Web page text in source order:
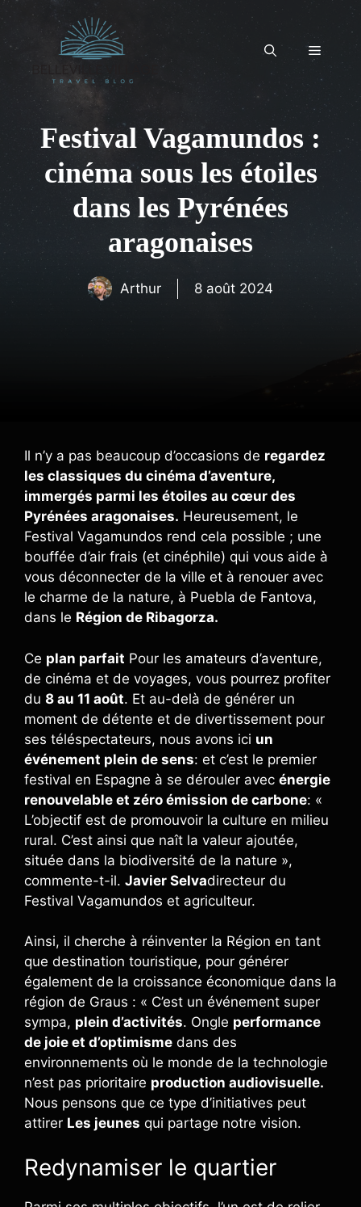
contenu
Menu
Festival Vagamundos :
cinéma sous les étoiles
dans les Pyrénées
aragonaises
Arthur 8 août 2024
Il n’y a pas beaucoup d’occasions de regardez
les classiques du cinéma d’aventure,
immergés parmi les étoiles au cœur des
Pyrénées aragonaises. Heureusement, le
Festival Vagamundos rend cela possible ; une
bouffée d’air frais (et cinéphile) qui vous aide à
vous déconnecter de la ville et à renouer avec
le charme de la nature, à Puebla de Fantova,
dans le Région de Ribagorza.
Ce plan parfait Pour les amateurs d’aventure,
de cinéma et de voyages, vous pourrez profiter
du 8 au 11 août. Et au-delà de générer un
moment de détente et de divertissement pour
ses téléspectateurs, nous avons ici un
événement plein de sens: et c’est le premier
festival en Espagne à se dérouler avec énergie
renouvelable et zéro émission de carbone: «
L’objectif est de promouvoir la culture en milieu
rural. C’est ainsi que naît la valeur ajoutée,
située dans la biodiversité de la nature »,
commente-t-il. Javier Selvadirecteur du
Festival Vagamundos et agriculteur.
Ainsi, il cherche à réinventer la Région en tant
que destination touristique, pour générer
également de la croissance économique dans la
région de Graus : « C’est un événement super
sympa, plein d’activités. Ongle performance
de joie et d’optimisme dans des
environnements où le monde de la technologie
n’est pas prioritaire production audiovisuelle.
Nous pensons que ce type d’initiatives peut
attirer Les jeunes qui partage notre vision.
Redynamiser le quartier